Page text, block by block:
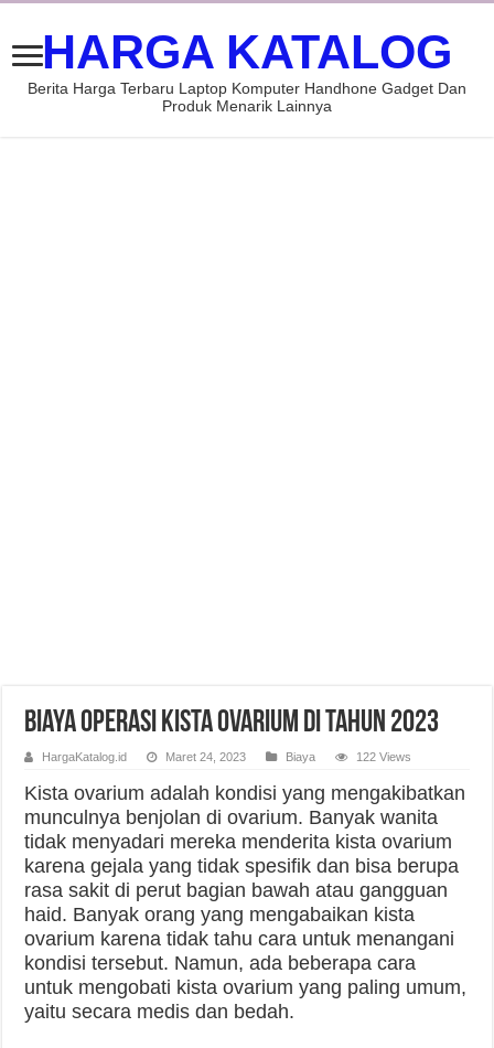
HARGA KATALOG
Berita Harga Terbaru Laptop Komputer Handhone Gadget Dan
Produk Menarik Lainnya
Biaya Operasi Kista Ovarium di Tahun 2023
HargaKatalog.id Maret 24, 2023 Biaya 122 Views
Kista ovarium adalah kondisi yang mengakibatkan
munculnya benjolan di ovarium. Banyak wanita
tidak menyadari mereka menderita kista ovarium
karena gejala yang tidak spesifik dan bisa berupa
rasa sakit di perut bagian bawah atau gangguan
haid. Banyak orang yang mengabaikan kista
ovarium karena tidak tahu cara untuk menangani
kondisi tersebut. Namun, ada beberapa cara
untuk mengobati kista ovarium yang paling umum,
yaitu secara medis dan bedah.